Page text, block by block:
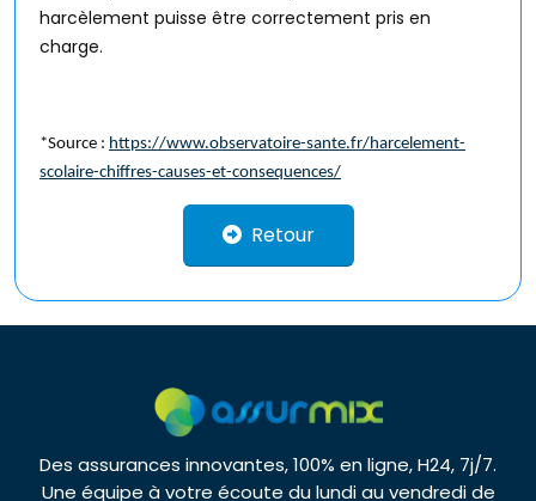
harcèlement puisse être correctement pris en
charge.
*Source : https://www.observatoire-sante.fr/harcelement-
scolaire-chiffres-causes-et-consequences/
Retour
Des assurances innovantes, 100% en ligne, H24, 7j/7.
Une équipe à votre écoute du lundi au vendredi de